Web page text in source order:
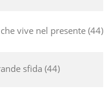
vive nel presente 44
sfida 44